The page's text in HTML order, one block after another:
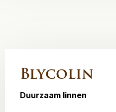
Blycolin
Duurzaam linnen